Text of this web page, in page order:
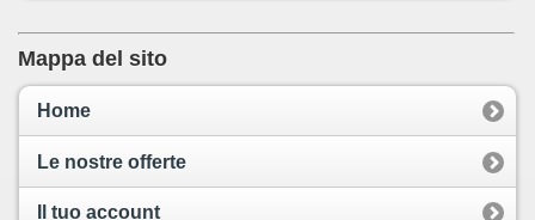
Mappa del sito
Home
Le nostre offerte
Il tuo account